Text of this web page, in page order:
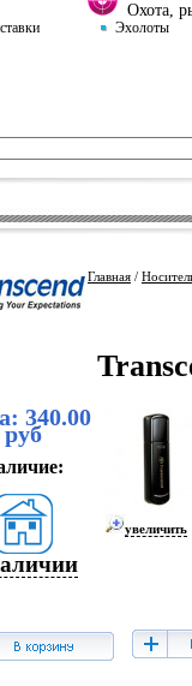
Охота,
Эхолоты
Главная /
340.00
руб
увеличить